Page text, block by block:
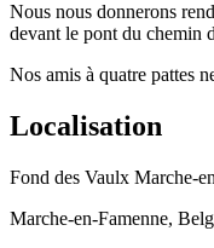
Nous nous donnerons
devant le pont du chemin
Nos amis à quatre pattes
Localisation
Fond des Vaulx Marche-
Marche-en-Famenne,